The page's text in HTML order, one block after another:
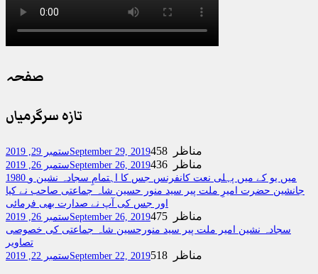
صفحہ
تازہ سرگرمیاں
ستمبر 29, 2019September 29, 2019 458 مناظر
ستمبر 26, 2019September 26, 2019 436 مناظر
1980 میں یو کے میں پہلی نعت کانفرنس جس کا اہتمامِ سجادہ نشین و
جانشین حضرت امیرِ ملت پیر سید منور حسین شاہ جماعتی صاحب نے کیا
اور جس کی آپ نے صدارت بھی فرمائی
ستمبر 26, 2019September 26, 2019 475 مناظر
سجادہ نشین امیر ملت پیر سید منورحسین شاہ جماعتی کی خصوصی
تصاویر
ستمبر 22, 2019September 22, 2019 518 مناظر